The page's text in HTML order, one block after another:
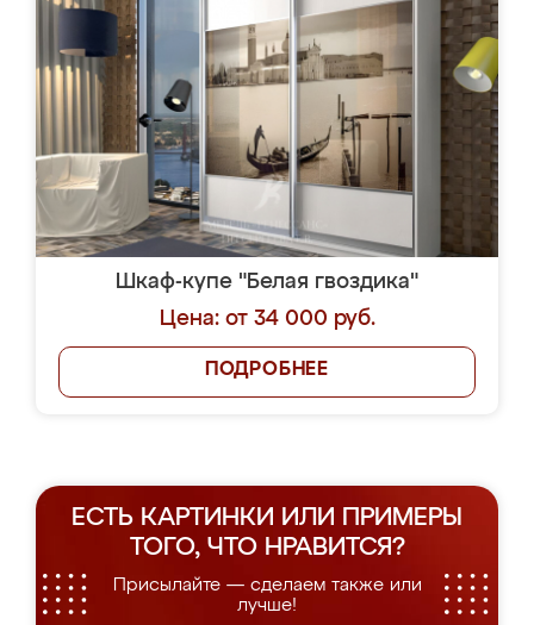
Шкаф-купе "Белая гвоздика"
Цена: от 34 000 руб.
ПОДРОБНЕЕ
ЕСТЬ КАРТИНКИ ИЛИ ПРИМЕРЫ
ТОГО, ЧТО НРАВИТСЯ?
Присылайте — сделаем также или
лучше!